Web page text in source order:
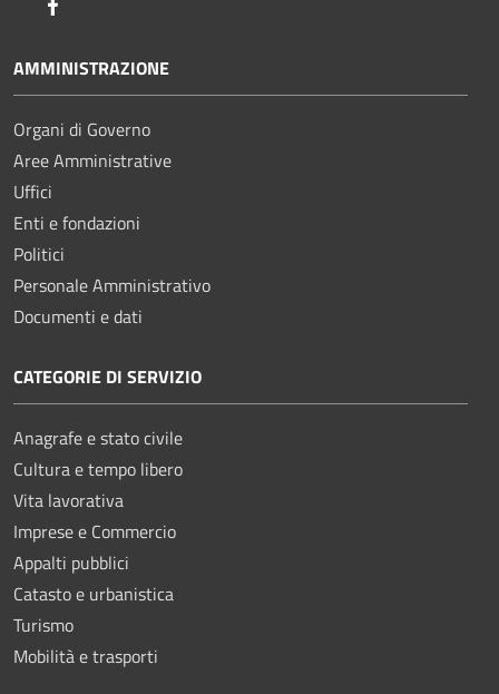
AMMINISTRAZIONE
Organi di Governo
Aree Amministrative
Uffici
Enti e fondazioni
Politici
Personale Amministrativo
Documenti e dati
CATEGORIE DI SERVIZIO
Anagrafe e stato civile
Cultura e tempo libero
Vita lavorativa
Imprese e Commercio
Appalti pubblici
Catasto e urbanistica
Turismo
Mobilità e trasporti